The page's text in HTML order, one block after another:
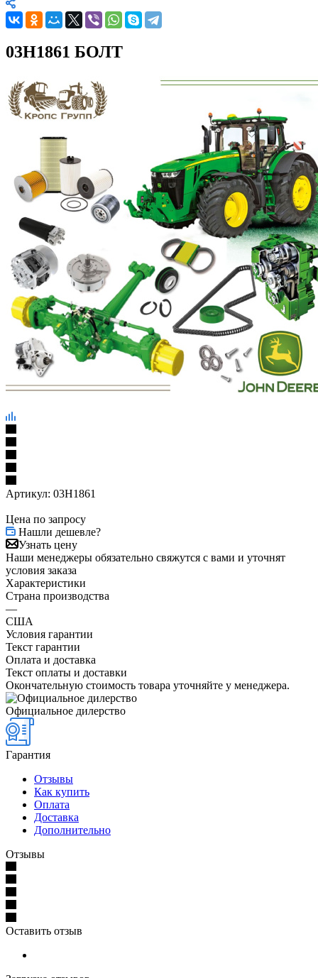
03H1861 БОЛТ
Артикул: 03H1861
Цена по запросу
Нашли дешевле?
Узнать цену
Наши менеджеры обязательно свяжутся с вами и уточнят
условия заказа
Характеристики
Страна производства
—
США
Условия гарантии
Текст гарантии
Оплата и доставка
Текст оплаты и доставки
Окончательную стоимость товара уточняйте у менеджера.
Официальное дилерство
Гарантия
Отзывы
Как купить
Оплата
Доставка
Дополнительно
Отзывы
Оставить отзыв